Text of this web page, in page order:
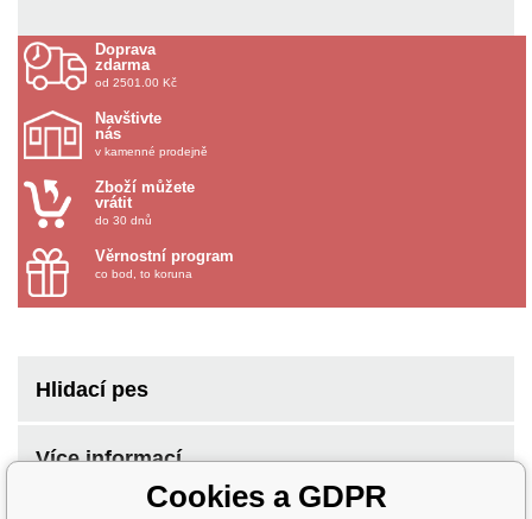
Doprava
zdarma
od 2501.00 Kč
Navštivte
nás
v kamenné prodejně
Zboží můžete
vrátit
do 30 dnů
Věrnostní program
co bod, to koruna
Hlidací pes
Více informací
Cookies a GDPR